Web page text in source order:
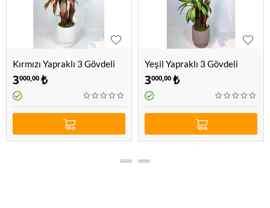
Kırmızı Yapraklı 3 Gövdeli
Drecania Ağacı
3000,00 ₺
Yeşil Yapraklı 3 Gövdeli
Drecania Ağacı
3000,00 ₺